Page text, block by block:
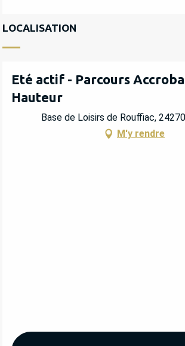
LOCALISATION
Eté actif - Parcours
Hauteur
Base de Loisirs de Rouffiac,
M'y rendre